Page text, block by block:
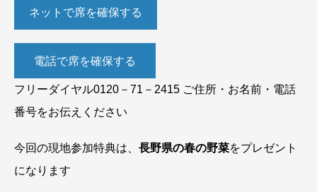
ネットで席を確保する
電話で席を確保する
フリーダイヤル0120－71－2415 ご住所・お名前・電話
番号をお伝えください
今回の現地参加特典は、 長野県の春の野菜をプレゼント
になります